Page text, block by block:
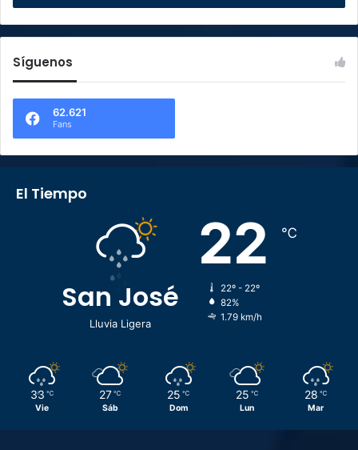
Síguenos
62.621
Fans
El Tiempo
San José
Lluvia Ligera
22 ℃
22º - 22º
82%
1.79 km/h
33 ℃
Vie
27 ℃
Sáb
25 ℃
Dom
25 ℃
Lun
28 ℃
Mar